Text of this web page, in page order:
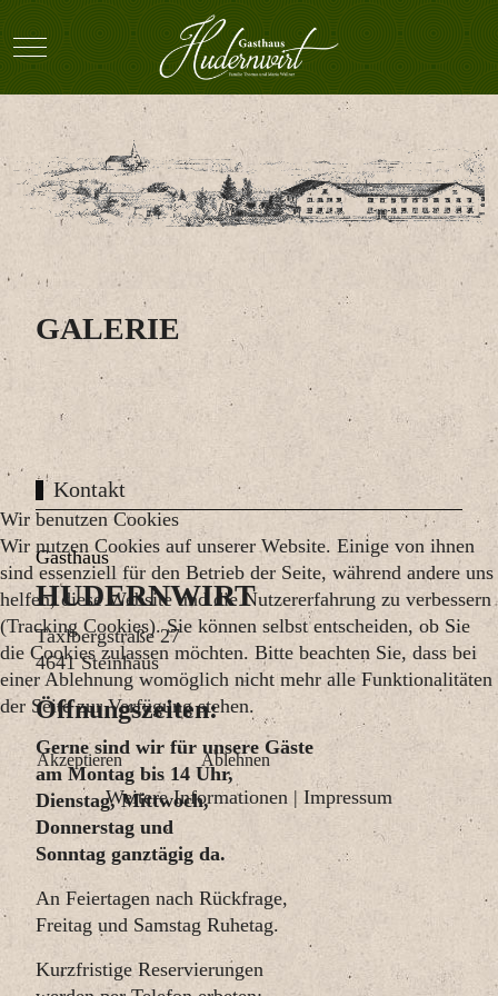
Mobile Menu Toggle
GALERIE
Kontakt
Gasthaus
HUDERNWIRT
Taxlbergstraße 27
4641 Steinhaus
Öffnungszeiten:
Gerne sind wir für unsere Gäste
am Montag bis 14 Uhr,
Dienstag, Mittwoch,
Donnerstag und
Sonntag ganztägig da.
An Feiertagen nach Rückfrage,
Freitag und Samstag Ruhetag.
Kurzfristige Reservierungen
Wir benutzen Cookies
Wir nutzen Cookies auf unserer Website. Einige von ihnen
sind essenziell für den Betrieb der Seite, während andere uns
helfen, diese Website und die Nutzererfahrung zu verbessern
(Tracking Cookies). Sie können selbst entscheiden, ob Sie
die Cookies zulassen möchten. Bitte beachten Sie, dass bei
einer Ablehnung womöglich nicht mehr alle Funktionalitäten
der Seite zur Verfügung stehen.
Akzeptieren Ablehnen
Weitere Informationen | Impressum